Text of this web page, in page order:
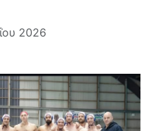
2026